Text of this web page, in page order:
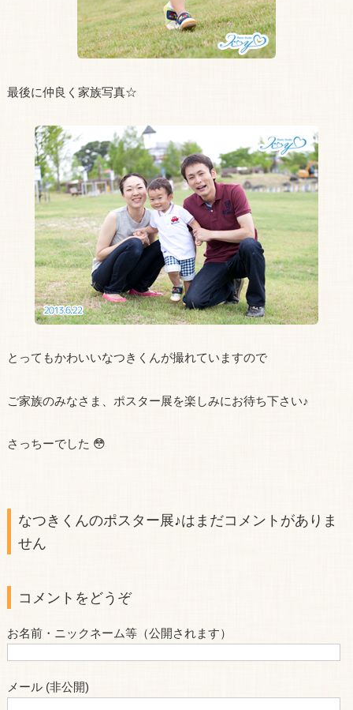
最後に仲良く家族写真☆
とってもかわいいなつきくんが撮れていますので
ご家族のみなさま、ポスター展を楽しみにお待ち下さい♪
さっちーでした 😳
なつきくんのポスター展♪はまだコメントがありま
せん
コメントをどうぞ
お名前・ニックネーム等（公開されます）
メール (非公開)